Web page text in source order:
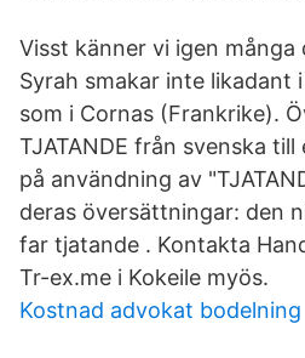
Visst känner vi igen många
Syrah smakar inte likadant
som i Cornas (Frankrike).
TJATANDE från svenska
på användning av
deras översättningar: den
far tjatande . Kontakta
Tr-ex.me i Kokeile myös.
Kostnad advokat bodelning